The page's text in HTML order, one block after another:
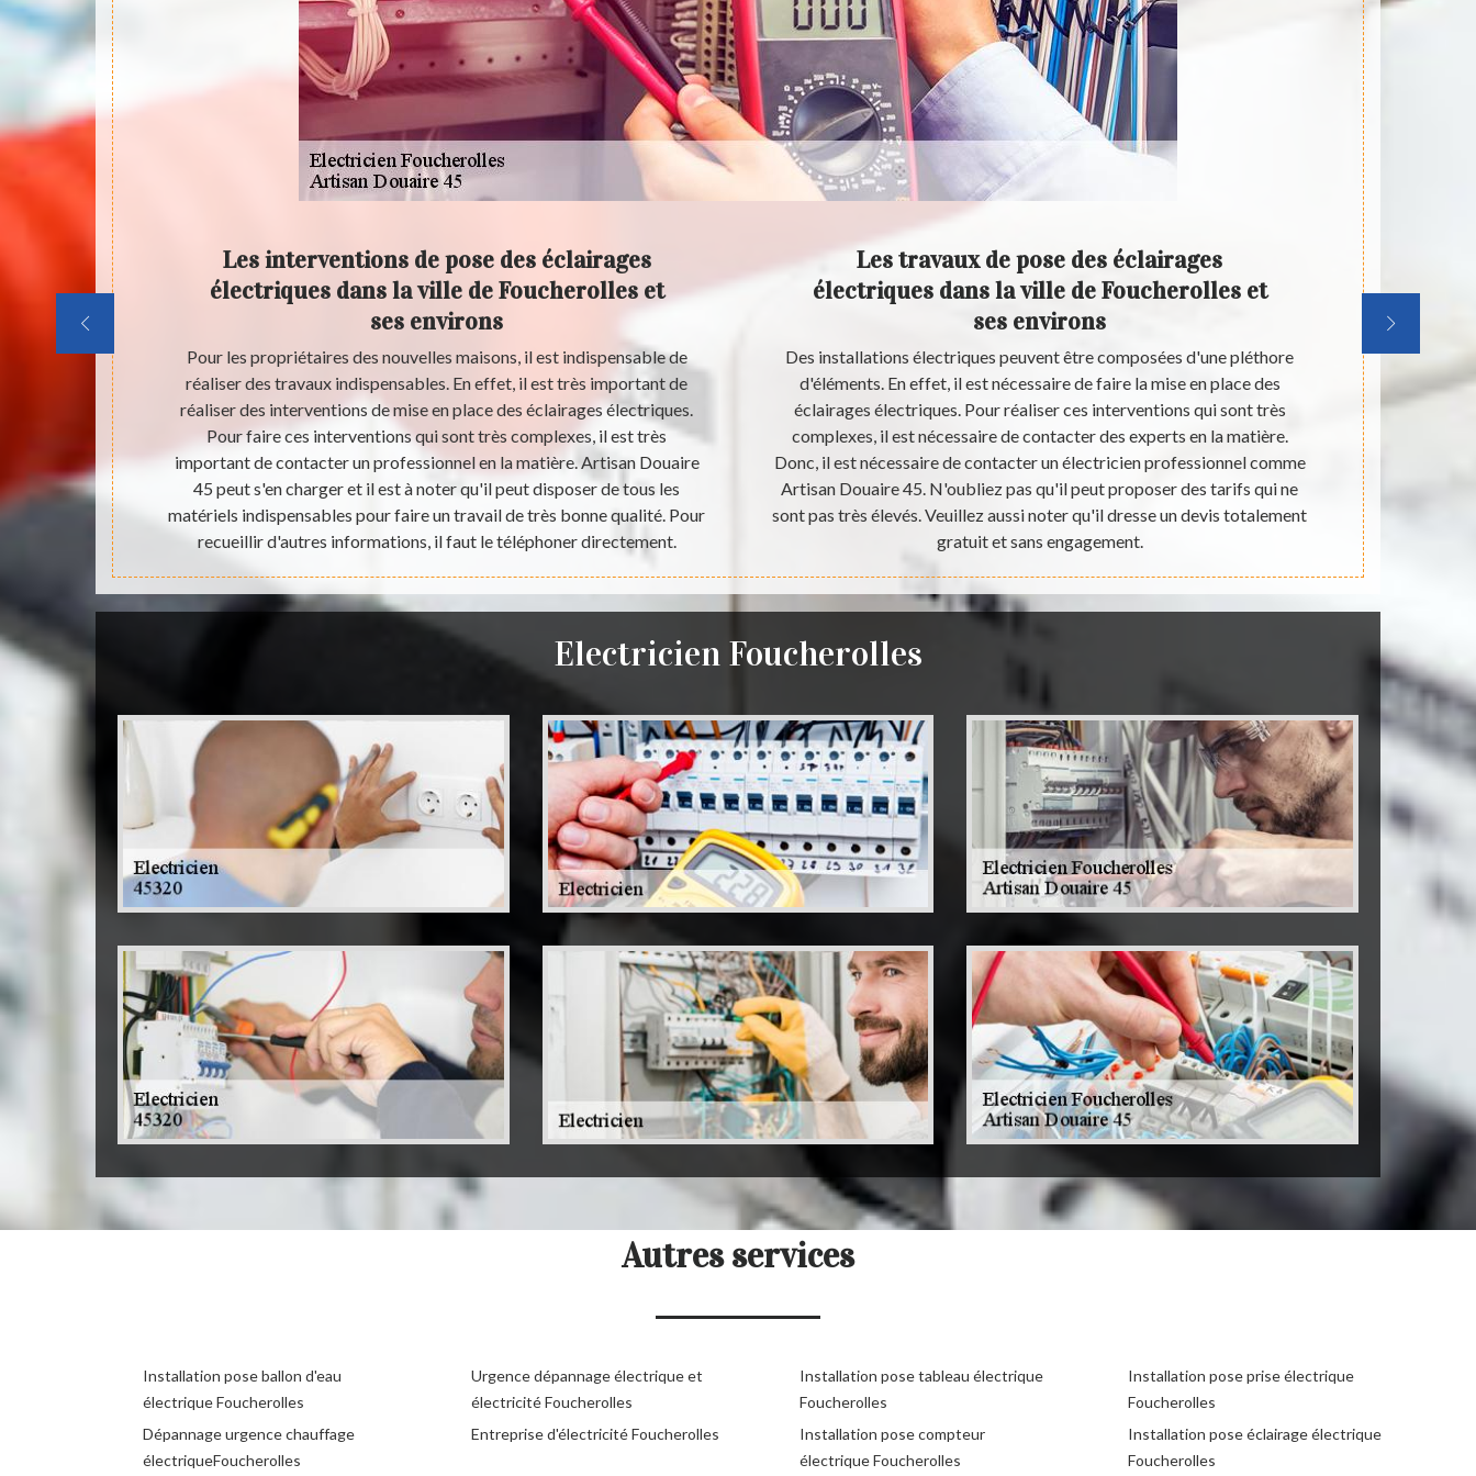
et le
pour l’un de
actif
Les interventions de pose des éclairages
électriques dans la ville de Foucherolles et
ses environs
Pour les propriétaires des nouvelles maisons, il est indispensable de
réaliser des travaux indispensables. En effet, il est très important de
réaliser des interventions de mise en place des éclairages électriques.
Pour faire ces interventions qui sont très complexes, il est très
important de contacter un professionnel en la matière. Artisan Douaire
45 peut s'en charger et il est à noter qu'il peut disposer de tous les
matériels indispensables pour faire un travail de très bonne qualité. Pour
recueillir d'autres informations, il faut le téléphoner directement.
Les travaux de pose des éclairages
électriques dans la ville de Foucherolles et
ses environs
Des installations électriques peuvent être composées d'une pléthore
d'éléments. En effet, il est nécessaire de faire la mise en place des
éclairages électriques. Pour réaliser ces interventions qui sont très
complexes, il est nécessaire de contacter des experts en la matière.
Donc, il est nécessaire de contacter un électricien professionnel comme
Artisan Douaire 45. N'oubliez pas qu'il peut proposer des tarifs qui ne
sont pas très élevés. Veuillez aussi noter qu'il dresse un devis totalement
gratuit et sans engagement.
Les
ces
Electricien Foucherolles
Autres services
Installation pose ballon d'eau
électrique Foucherolles
Dépannage urgence chauffage
électriqueFoucherolles
Urgence dépannage électrique et
électricité Foucherolles
Entreprise d'électricité Foucherolles
Installation pose tableau électrique
Foucherolles
Installation pose compteur
électrique Foucherolles
Installation pose prise électrique
Foucherolles
Installation pose éclairage électrique
Foucherolles